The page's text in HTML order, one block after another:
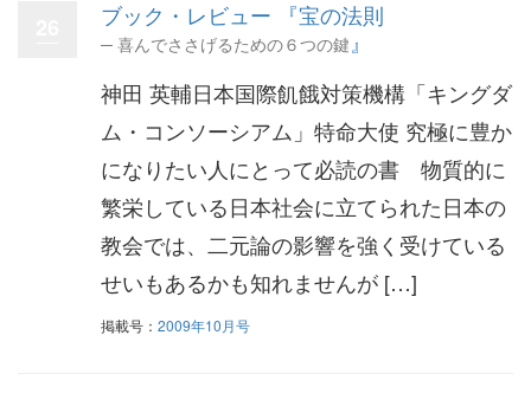
ブック・レビュー 『宝の法則
─ 喜んでささげるための６つの鍵 』
神田 英輔日本国際飢餓対策機構「キングダ
ム・コンソーシアム」特命大使 究極に豊か
になりたい人にとって必読の書 物質的に
繁栄している日本社会に立てられた日本の
教会では、二元論の影響を強く受けている
せいもあるかも知れませんが […]
掲載号： 2009年10月号